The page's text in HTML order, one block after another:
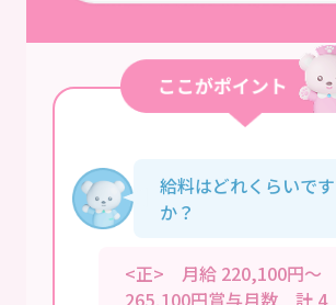
給料はどれくらいです
か？
<正> 月給 220,100円～
265,100円賞与月数 計 4